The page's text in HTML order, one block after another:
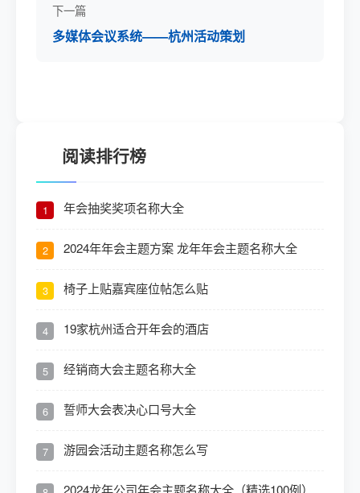
下一篇
多媒体会议系统——杭州活动策划
阅读排行榜
1 年会抽奖奖项名称大全
2 2024年年会主题方案 龙年年会主题名称大全
3 椅子上贴嘉宾座位帖怎么贴
4 19家杭州适合开年会的酒店
5 经销商大会主题名称大全
6 誓师大会表决心口号大全
7 游园会活动主题名称怎么写
2024龙年公司年会主题名称大全（精选100例）